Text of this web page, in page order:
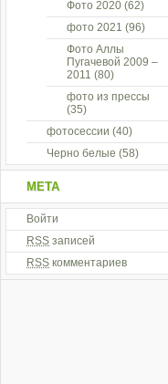
Фото 2020 (62)
фото 2021 (96)
Фото Аллы
Пугачевой 2009 –
2011 (80)
фото из прессы
(35)
фотосессии (40)
Черно белые (58)
МЕТА
Войти
RSS записей
RSS комментариев